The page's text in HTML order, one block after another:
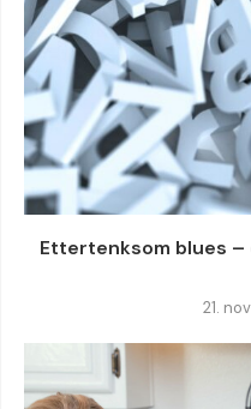
Ettertenksom blues
21.